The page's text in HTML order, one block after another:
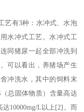
艺有3种：水冲式、水泡
水冲式工艺。水冲式工
同猪尿一起全部冲洗到
可以看出，养猪场产生
冲洗水，其中的饲料末
总固体物质）含量高达
达10000mg/L以上[2]。而